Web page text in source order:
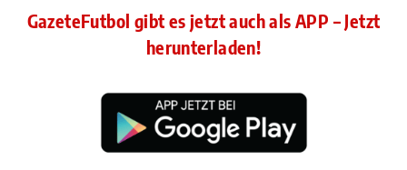
GazeteFutbol gibt es jetzt auch als APP – Jetzt
herunterladen!